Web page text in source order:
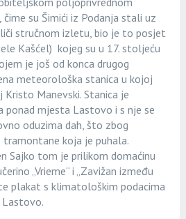
su Šimići iz Podanja stali uz
stručnom izletu, bio je to posjet
Kašćel) kojeg su u 17. stoljeću
je još od konca drugog
meteorološka stanica u kojoj
Manevski. Stanica je
ponad mjesta Lastovo i s nje se
oduzima dah, što zbog
koja je puhala.
Sajko tom je prilikom domaćinu
„Vrieme“ i „Zavižan između
plakat s klimatološkim podacima